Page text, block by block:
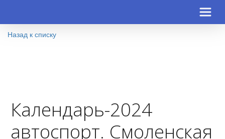
Назад к списку
Календарь-2024
автоспорт. Смоленская